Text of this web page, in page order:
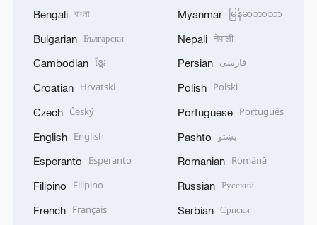
Bengali বাংলা
Bulgarian Български
Cambodian ខ្មែរ
Croatian Hrvatski
Czech Český
English English
Esperanto Esperanto
Filipino Filipino
French Français
Myanmar မြန်မာဘာသာ
Nepali नेपाली
Persian فارسی
Polish Polski
Portuguese Português
Pashto پښتو
Romanian Română
Russian Русский
Serbian Српски